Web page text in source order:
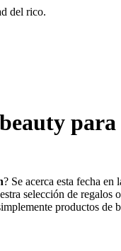
del rico.
? Se acerca esta fecha
selección de
productos